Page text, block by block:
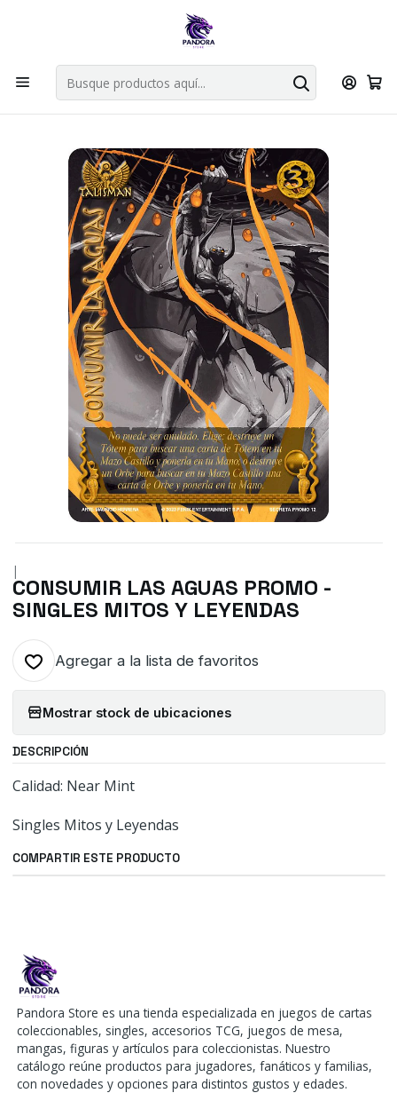
Por compras en cartas singles superiores a 49.990 el envio es
Explorar singles
Inicio Juegos de cartas TCG Mitos y Leyendas TCG
Singles Primer Bloque MYL
|
CONSUMIR LAS AGUAS PROMO -
SINGLES MITOS Y LEYENDAS
Agregar a la lista de favoritos
Mostrar stock de ubicaciones
DESCRIPCIÓN
Calidad: Near Mint
Singles Mitos y Leyendas
COMPARTIR ESTE PRODUCTO
Pandora Store es una tienda especializada en juegos de cartas
coleccionables, singles, accesorios TCG, juegos de mesa,
mangas, figuras y artículos para coleccionistas. Nuestro
catálogo reúne productos para jugadores, fanáticos y familias,
con novedades y opciones para distintos gustos y edades.